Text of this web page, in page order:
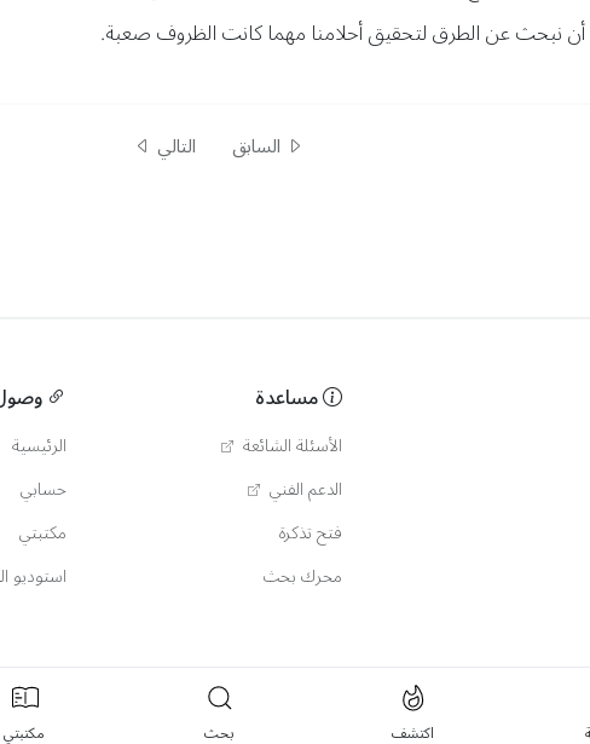
أن نبحث عن الطرق لتحقيق أحلامنا مهما كانت الظروف صعبة.
السابق التالي
اكتشف بحث مكتبتي
مساعدة
الأسئلة الشائعة
الدعم الفني
فتح تذكرة
محرك بحث
الرئيسية
حسابي
مكتبتي
استوديو